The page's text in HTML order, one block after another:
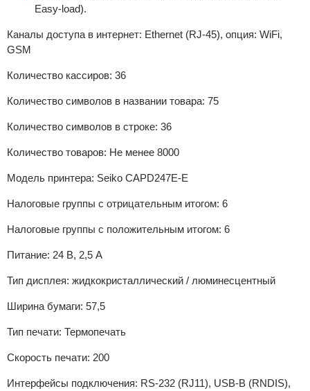
Easy-load).
Каналы доступа в интернет: Ethernet (RJ-45), опция: WiFi,
GSM
Количество кассиров: 36
Количество символов в названии товара: 75
Количество символов в строке: 36
Количество товаров: Не менее 8000
Модель принтера: Seiko CAPD247E-E
Налоговые группы с отрицательным итогом: 6
Налоговые группы с положительным итогом: 6
Питание: 24 В, 2,5 А
Тип дисплея: жидкокристаллический / люминесцентный
Ширина бумаги: 57,5
Тип печати: Термопечать
Скорость печати: 200
Интерфейсы подключения: RS-232 (RJ11), USB-В (RNDIS),